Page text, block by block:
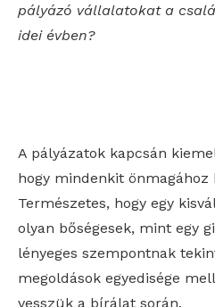
pályázó vállalatokat a
idei évben?
A pályázatok kapcsán
hogy mindenkit
Természetes, hogy egy
olyan bőségesek, mint egy
lényeges szempontnak
megoldások egyedisége
vesszük a bírálat során.